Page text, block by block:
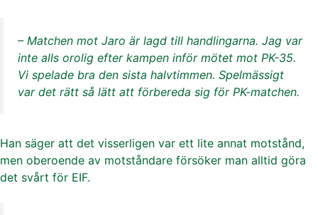
– Matchen mot Jaro är lagd till handlingarna. Jag var
inte alls orolig efter kampen inför mötet mot PK-35.
Vi spelade bra den sista halvtimmen. Spelmässigt
var det rätt så lätt att förbereda sig för PK-matchen.
Han säger att det visserligen var ett lite annat motstånd,
men oberoende av motståndare försöker man alltid göra
det svårt för EIF.